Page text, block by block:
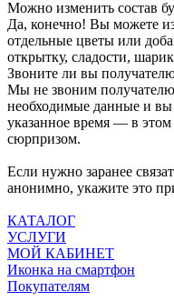
Можно изменить состав
Да, конечно! Вы можете
отдельные цветы или
открытку, сладости,
Звоните ли вы
Мы не звоним получателю
необходимые данные и вы
указанное время — в этом
сюрпризом.
Если нужно заранее
анонимно, укажите это
КАТАЛОГ
УСЛУГИ
МОЙ КАБИНЕТ
Иконка на смартфон
Покупателям